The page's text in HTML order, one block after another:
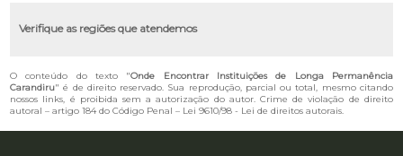
Verifique as regiões que atendemos
O conteúdo do texto "Onde Encontrar Instituições de Longa Permanência
Carandiru" é de direito reservado. Sua reprodução, parcial ou total, mesmo citando
nossos links, é proibida sem a autorização do autor. Crime de violação de direito
autoral – artigo 184 do Código Penal – Lei 9610/98 - Lei de direitos autorais.